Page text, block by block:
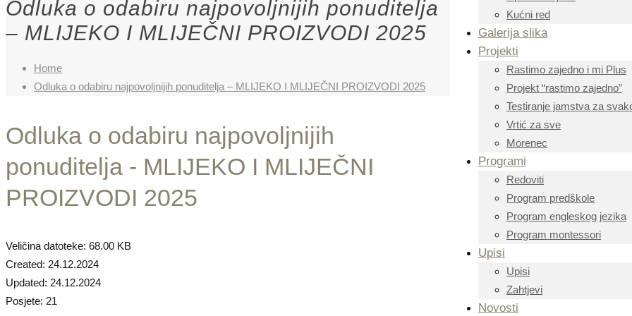
Kućni red
Galerija slika
Projekti
Rastimo zajedno i mi Plus
Projekt “rastimo zajedno”
Testiranje jamstva za
Vrtić za sve
Morenec
Programi
Redoviti
Program predškole
Program engleskog jezika
Program montessori
Upisi
Upisi
Zahtjevi
Novosti
Odluka o odabiru najpovoljnijih ponuditelja
– MLIJEKO I MLIJEČNI PROIZVODI 2025
Home
Odluka o odabiru najpovoljnijih ponuditelja – MLIJEKO I MLIJEČNI PROIZVODI 2025
Odluka o odabiru najpovoljnijih
ponuditelja - MLIJEKO I MLIJEČNI
PROIZVODI 2025
Veličina datoteke: 68.00 KB
Created: 24.12.2024
Updated: 24.12.2024
Posjete: 21